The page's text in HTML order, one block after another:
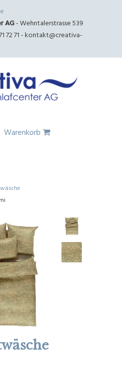
AG- Wehntalerstrasse 539
72 71 -kontakt@creativa-
Warenkorb